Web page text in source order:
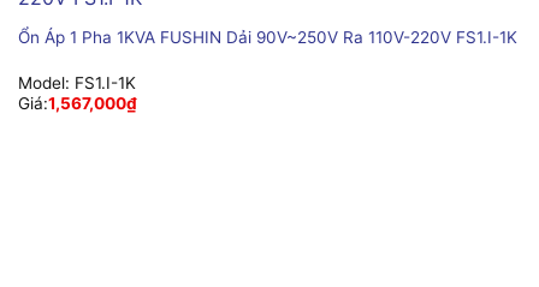
Ổn Áp 1 Pha 1KVA FUSHIN Dải 90V~250V Ra 110V-220V FS1.I-1K
Model: FS1.I-1K
Giá:1,567,000₫